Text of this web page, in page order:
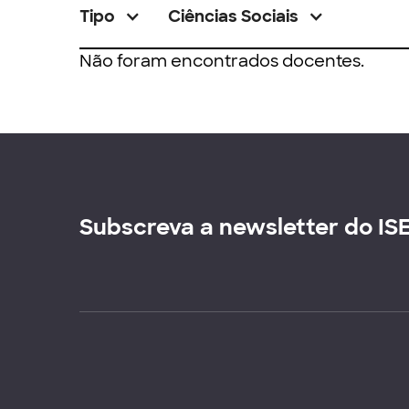
Tipo Ciências Sociais
Não foram encontrados docentes.
Subscreva a newsletter do